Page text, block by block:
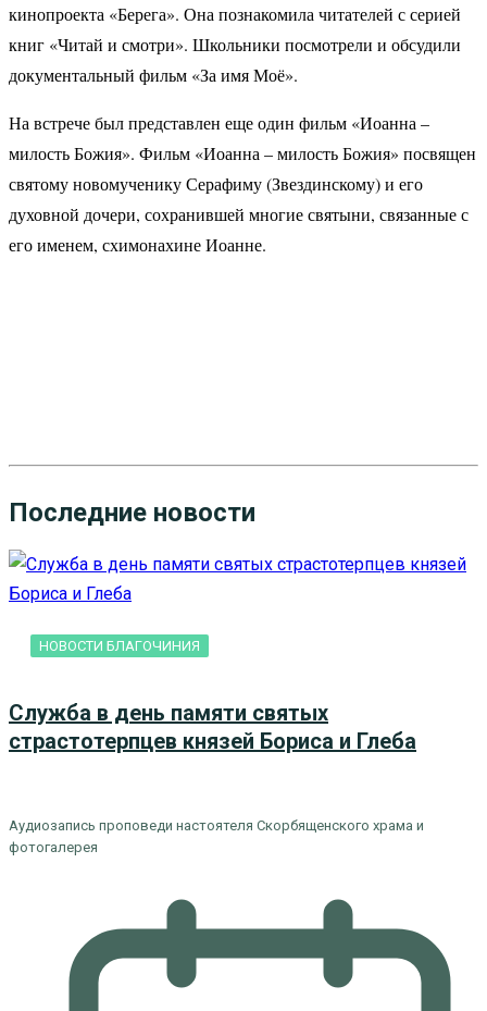
кинопроекта «Берега». Она познакомила читателей с серией
книг «Читай и смотри». Школьники посмотрели и обсудили
документальный фильм «За имя Моё».
На встрече был представлен еще один фильм «Иоанна –
милость Божия». Фильм «Иоанна – милость Божия» посвящен
святому новомученику Серафиму (Звездинскому) и его
духовной дочери, сохранившей многие святыни, связанные с
его именем, схимонахине Иоанне.
Последние новости
НОВОСТИ БЛАГОЧИНИЯ
Служба в день памяти святых
страстотерпцев князей Бориса и Глеба
Аудиозапись проповеди настоятеля Скорбященского храма и
фотогалерея